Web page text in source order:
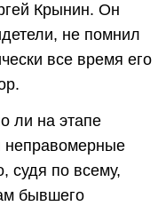
Крынин. Он
не помнил
все время его
ли на этапе
неправомерные
судя по всему,
бывшего